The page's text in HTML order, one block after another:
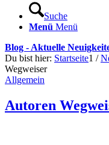
Suche
Menü Menü
Blog - Aktuelle
Du bist hier: Startseite1 /
Wegweiser
Allgemein
Autoren